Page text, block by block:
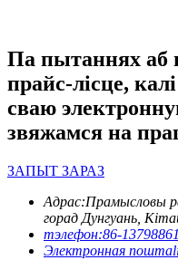
Па пытаннях аб
прайс-лісце,
сваю
звяжамся на
ЗАПЫТ ЗАРАЗ
Адрас:Прамысловы
горад Дунгуань,
тэлефон:86-
Электронная пошта